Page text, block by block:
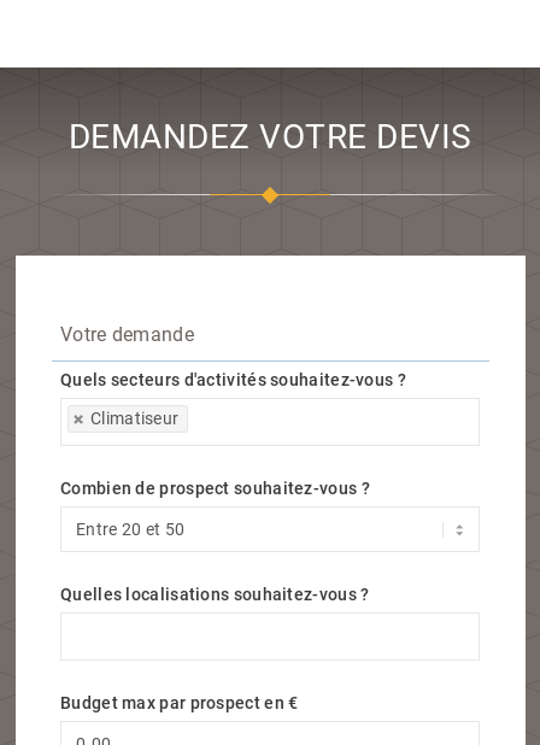
DEMANDEZ VOTRE DEVIS
Votre demande
Quels secteurs d'activités souhaitez-vous ?
Climatiseur
Quels secteurs d'activités souhaitez-vous ?
Combien de prospect souhaitez-vous ?
Quelles localisations souhaitez-vous ?
Budget max par prospect en €